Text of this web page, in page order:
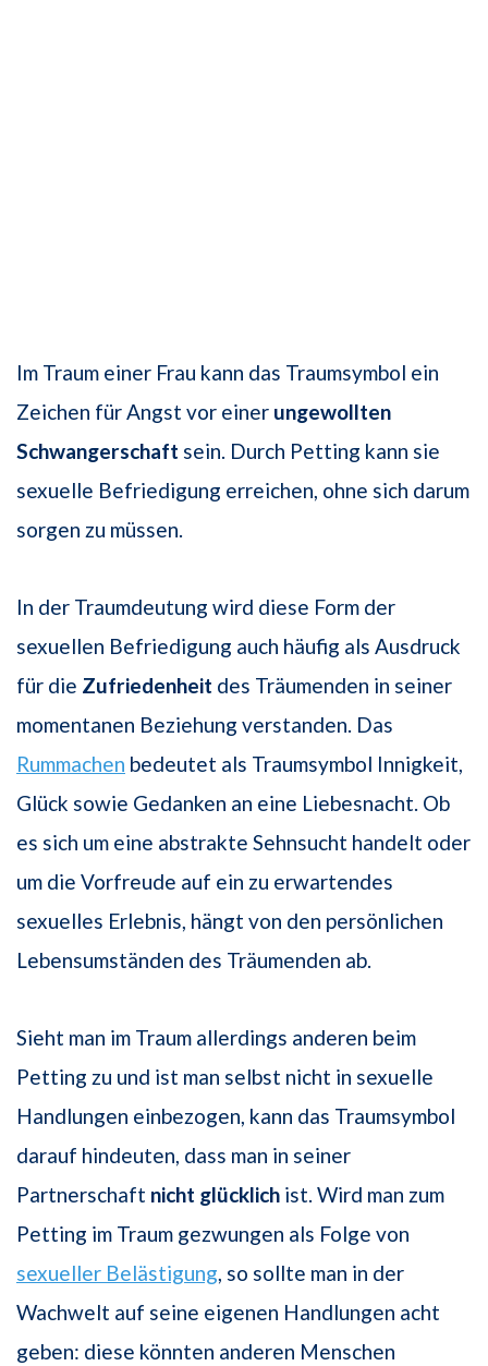
Im Traum einer Frau kann das Traumsymbol ein
Zeichen für Angst vor einer ungewollten
Schwangerschaft sein. Durch Petting kann sie
sexuelle Befriedigung erreichen, ohne sich darum
sorgen zu müssen.
In der Traumdeutung wird diese Form der
sexuellen Befriedigung auch häufig als Ausdruck
für die Zufriedenheit des Träumenden in seiner
momentanen Beziehung verstanden. Das
Rummachen bedeutet als Traumsymbol Innigkeit,
Glück sowie Gedanken an eine Liebesnacht. Ob
es sich um eine abstrakte Sehnsucht handelt oder
um die Vorfreude auf ein zu erwartendes
sexuelles Erlebnis, hängt von den persönlichen
Lebensumständen des Träumenden ab.
Sieht man im Traum allerdings anderen beim
Petting zu und ist man selbst nicht in sexuelle
Handlungen einbezogen, kann das Traumsymbol
darauf hindeuten, dass man in seiner
Partnerschaft nicht glücklich ist. Wird man zum
Petting im Traum gezwungen als Folge von
sexueller Belästigung, so sollte man in der
Wachwelt auf seine eigenen Handlungen acht
geben: diese könnten anderen Menschen